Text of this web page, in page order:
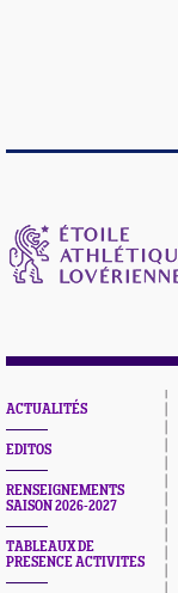
ACTUALITÉS
EDITOS
RENSEIGNEMENTS
SAISON 2026-2027
TABLEAUX DE
PRESENCE ACTIVITES